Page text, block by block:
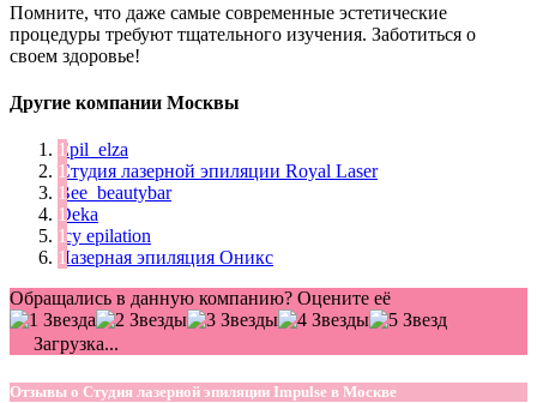
Помните, что даже самые современные эстетические
процедуры требуют тщательного изучения. Заботиться о
своем здоровье!
Другие компании Москвы
Epil_elza
Студия лазерной эпиляции Royal Laser
Bee_beautybar
Deka
Icy epilation
Лазерная эпиляция Оникс
Обращались в данную компанию? Оцените её
Загрузка...
Отзывы о Студия лазерной эпиляции Impulse в Москве